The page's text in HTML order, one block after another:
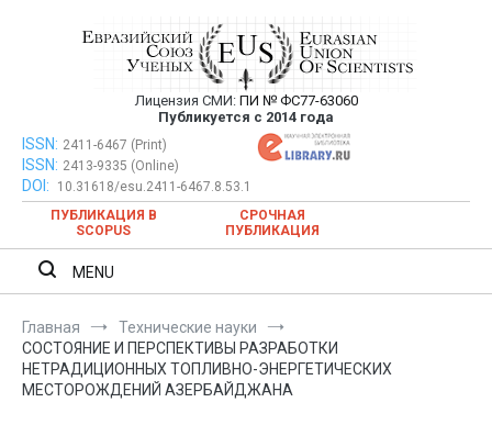
Евразийский Союз Ученых —
публикация научных статей в
ежемесячном научном журнале
Лицензия СМИ: ПИ № ФС77-63060
Публикуется с 2014 года
Евразийский Союз Ученых — публикация научных статей в
ежемесячном научном журнале
ISSN: 2411-6467 (Print)
ISSN: 2413-9335 (Online)
DOI:
10.31618/esu.2411-6467.8.53.1
ПУБЛИКАЦИЯ В
SCOPUS
СРОЧНАЯ
ПУБЛИКАЦИЯ
MENU
Главная
Технические науки
СОСТОЯНИЕ И ПЕРСПЕКТИВЫ РАЗРАБОТКИ
НЕТРАДИЦИОННЫХ ТОПЛИВНО-ЭНЕРГЕТИЧЕСКИХ
МЕСТОРОЖДЕНИЙ АЗЕРБАЙДЖАНА